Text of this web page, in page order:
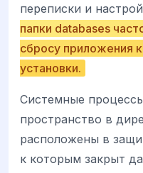
переписки и
папки databases
сбросу приложения
установки.
Системные
пространство в
расположены в
к которым закрыт